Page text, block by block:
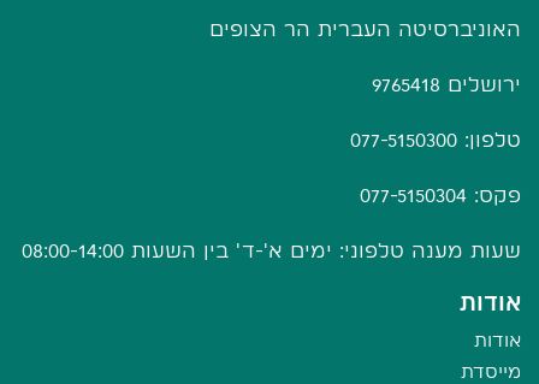
האוניברסיטה העברית הר הצופים
ירושלים 9765418
טלפון: 077-5150300
פקס: 077-5150304
שעות מענה טלפוני: ימים א'-ד' בין השעות 08:00-14:00
אודות
אודות
מייסדת